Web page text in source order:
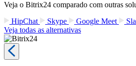
Veja o Bitrix24 comparado com outras
HipChat
Skype Google Meet
Veja todas as alternativas